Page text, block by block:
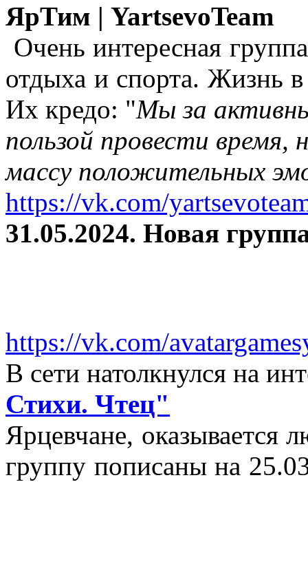
ЯрТим | YartsevoTeam
Очень интересная
отдыха и спорта. Жизнь
Их кредо: "Мы за
пользой провести время,
массу положительных
https://vk.com/
31.05.2024. Новая
https://vk.com/
В сети натолкнулся на
Стихи. Чтец"
Ярцевчане,
группу пописаны на